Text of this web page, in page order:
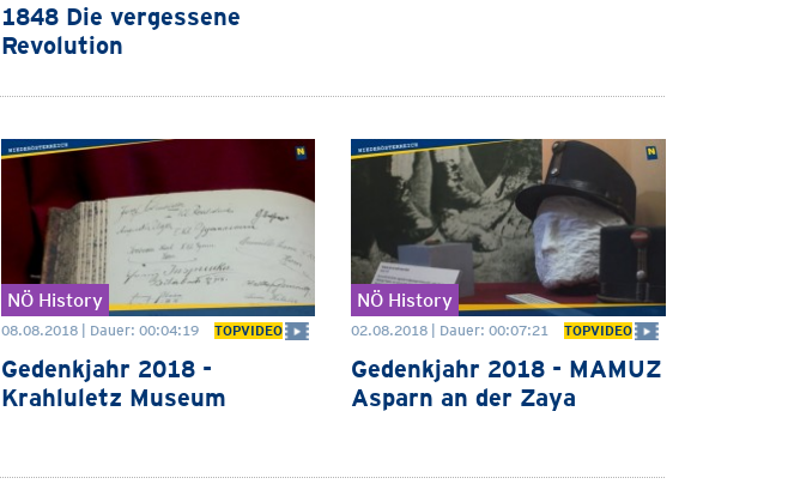
1848 Die vergessene
Revolution
NÖ History
08.08.2018 | Dauer: 00:04:19 TOPVIDEO
Gedenkjahr 2018 -
Krahluletz Museum
NÖ History
02.08.2018 | Dauer: 00:07:21 TOPVIDEO
Gedenkjahr 2018 - MAMUZ
Asparn an der Zaya